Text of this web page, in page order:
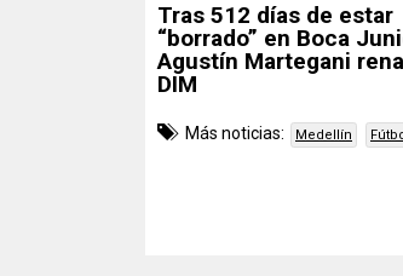
Tras 512 días de estar
“borrado” en Boca
Agustín Martegani
DIM
Más noticias: Medellín